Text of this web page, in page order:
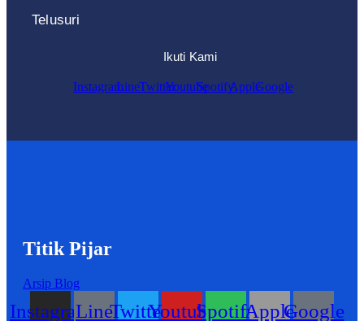
Telusuri
Ikuti Kami
InstagramLineTwitterYoutubeSpotifyAppleGoogle
Titik Pijar
Arsip Blog
InstagramLineTwitterYoutubeSpotifyAppleGoogle